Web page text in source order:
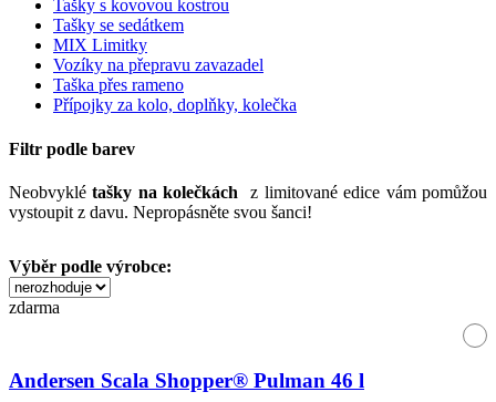
Tašky s kovovou kostrou
Tašky se sedátkem
MIX Limitky
Vozíky na přepravu zavazadel
Taška přes rameno
Přípojky za kolo, doplňky, kolečka
Filtr podle barev
Neobvyklé tašky na kolečkách z limitované edice vám pomůžou
vystoupit z davu. Nepropásněte svou šanci!
Výběr podle výrobce:
zdarma
Andersen Scala Shopper® Pulman 46 l